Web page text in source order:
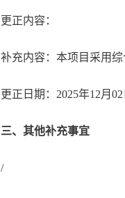
更正内容：
补充内容：本项目采用
更正日期： 2025年12月
三、其他补充事宜
/